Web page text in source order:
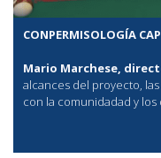
CONPERMISOLOGÍA
Mario Marchese,
alcances del proyecto,
con la comunidadad y